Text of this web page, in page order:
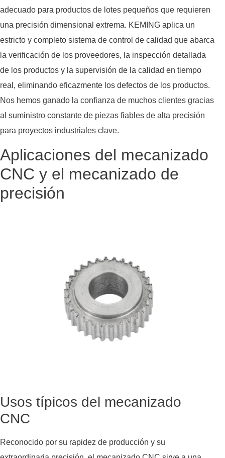
adecuado para productos de lotes pequeños que requieren
una precisión dimensional extrema. KEMING aplica un
estricto y completo sistema de control de calidad que abarca
la verificación de los proveedores, la inspección detallada
de los productos y la supervisión de la calidad en tiempo
real, eliminando eficazmente los defectos de los productos.
Nos hemos ganado la confianza de muchos clientes gracias
al suministro constante de piezas fiables de alta precisión
para proyectos industriales clave.
Aplicaciones del mecanizado
CNC y el mecanizado de
precisión
Usos típicos del mecanizado
CNC
Reconocido por su rapidez de producción y su